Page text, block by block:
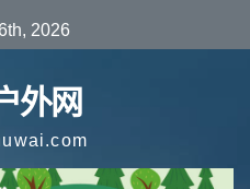
2026
外网